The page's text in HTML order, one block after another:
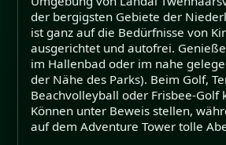
der bergigsten Gebiete der
ist ganz auf die Bedürfnisse von
ausgerichtet und autofrei.
im Hallenbad oder im nahe
der Nähe des Parks). Beim Golf,
Beachvolleyball oder Frisbee-Golf
Können unter Beweis stellen,
auf dem Adventure Tower tolle